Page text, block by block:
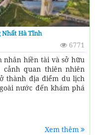
Nhất Hà Tĩnh
6771
nhân hiền tài và sở hữu
quan thiên nhiên
thành địa điểm du lịch
nước đến khám phá
Xem thêm